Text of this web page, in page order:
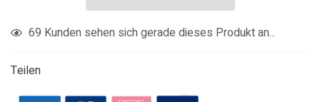
Produkt
den
Warenkorb
legen
69 Kunden sehen sich gerade dieses Produkt an...
Teilen